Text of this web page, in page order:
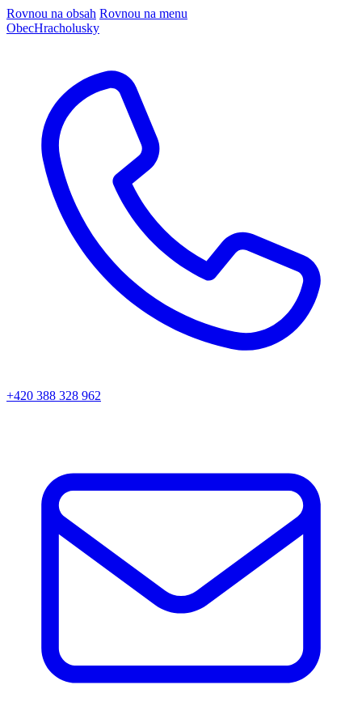
Rovnou na obsah Rovnou na menu
ObecHracholusky
+420 388 328 962